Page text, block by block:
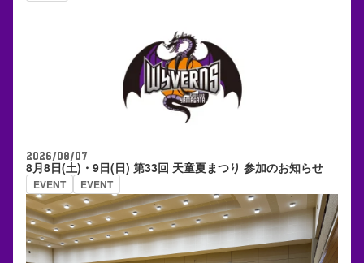
2026/08/07
8月8日(土)・9日(日) 第33回 天童夏まつり 参加のお知らせ
EVENT EVENT